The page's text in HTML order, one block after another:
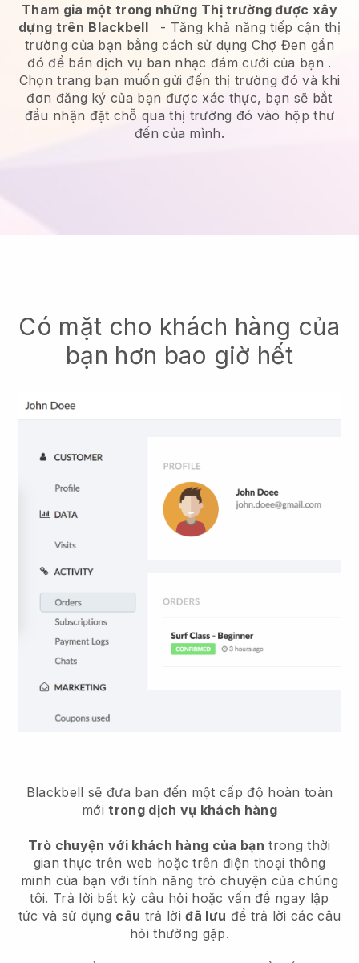
Tham gia một trong những Thị trường được xây
dựng trên Blackbell - Tăng khả năng tiếp cận thị
trường của bạn bằng cách sử dụng Chợ Đen gần
đó để bán dịch vụ ban nhạc đám cưới của bạn .
Chọn trang bạn muốn gửi đến thị trường đó và khi
đơn đăng ký của bạn được xác thực, bạn sẽ bắt
đầu nhận đặt chỗ qua thị trường đó vào hộp thư
đến của mình.
Có mặt cho khách hàng của
bạn hơn bao giờ hết
Blackbell sẽ đưa bạn đến một cấp độ hoàn toàn
mớitrong dịch vụ khách hàng
Trò chuyện với khách hàng của bạn trong thời
gian thực trên web hoặc trên điện thoại thông
minh của bạn với tính năng trò chuyện của chúng
tôi. Trả lời bất kỳ câu hỏi hoặc vấn đề ngay lập
tức và sử dụng câu trả lờiđã lưu để trả lời các câu
hỏi thường gặp.